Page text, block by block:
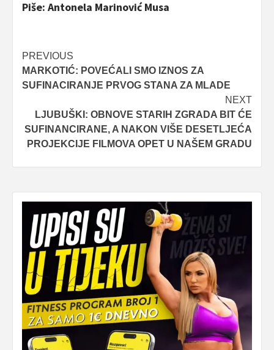
Piše: Antonela Marinović Musa
Post
navigation
PREVIOUS
MARKOTIĆ: POVEĆALI SMO IZNOS ZA
SUFINACIRANJE PRVOG STANA ZA MLADE
NEXT
LJUBUŠKI: OBNOVE STARIH ZGRADA BIT ĆE
SUFINANCIRANE, A NAKON VIŠE DESETLJEĆA
PROJEKCIJE FILMOVA OPET U NAŠEM GRADU